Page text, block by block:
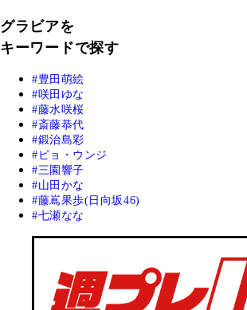
グラビアを
キーワードで探す
豊田萌絵
咲田ゆな
藤水咲桜
斎藤恭代
鍛治島彩
ピョ・ウンジ
三園響子
山田かな
藤嶌果歩(日向坂46)
七瀬なな